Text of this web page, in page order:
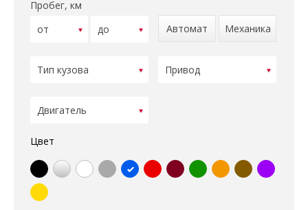
Пробег, км
Автомат
Механика
Цвет